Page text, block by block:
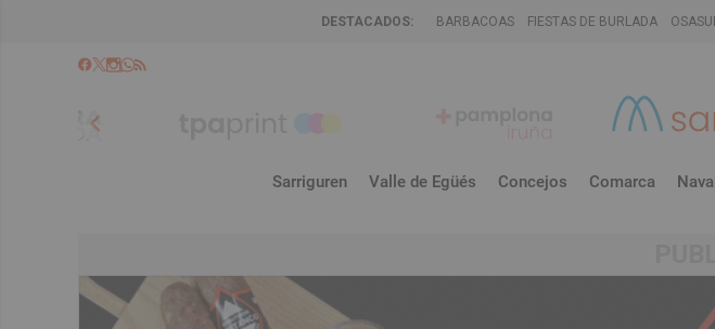
DESTACADOS: BARBACOAS FIESTAS DE BURLADA
chevron_left
Sarriguren Valle de Egüés Concejos Comarca